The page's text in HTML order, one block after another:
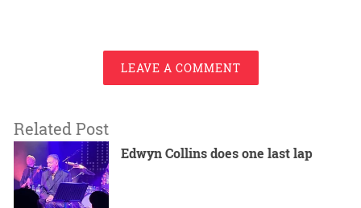
LEAVE A COMMENT
Related Post
Edwyn Collins does one last lap